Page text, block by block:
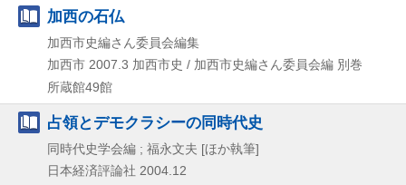
加西の石仏
加西市史編さん委員会編集
加西市 2007.3 加西市史 / 加西市史編さん委員会編 別巻
所蔵館49館
占領とデモクラシーの同時代史
同時代史学会編 ; 福永文夫 [ほか執筆]
日本経済評論社 2004.12